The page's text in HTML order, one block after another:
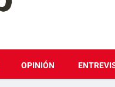
OPINIÓN